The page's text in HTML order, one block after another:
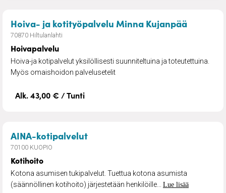
Hoiva- ja kotityöpalvelu Minna Kujanpää–
70870 Hiltulanlahti
Hoivapalvelu
Hoiva-ja kotipalvelut yksilöllisesti suunniteltuina ja toteutettuina.
Myös omaishoidon palvelusetelit
Alk. 43,00 € / Tunti
AINA-kotipalvelut– Kotihoito
70100 KUOPIO
Kotihoito
Kotona asumisen tukipalvelut. Tuettua kotona asumista
(säännöllinen kotihoito) järjestetään henkilöille... Lue lisää